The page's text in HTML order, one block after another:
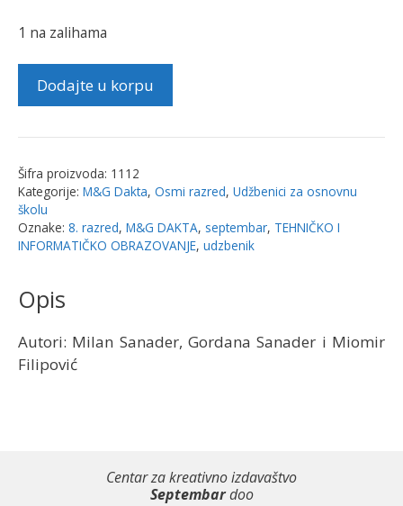
1 na zalihama
8-
udžbenik
|
M&G
Dakta
količina
Dodajte u korpu
Šifra proizvoda: 1112
Kategorije: M&G Dakta, Osmi razred, Udžbenici za osnovnu
školu
Oznake: 8. razred, M&G DAKTA, septembar, TEHNIČKO I
INFORMATIČKO OBRAZOVANJE, udzbenik
Opis
Autori: Milan Sanader, Gordana Sanader i Miomir
Filipović
Centar za kreativno izdavaštvo
Septembardoo